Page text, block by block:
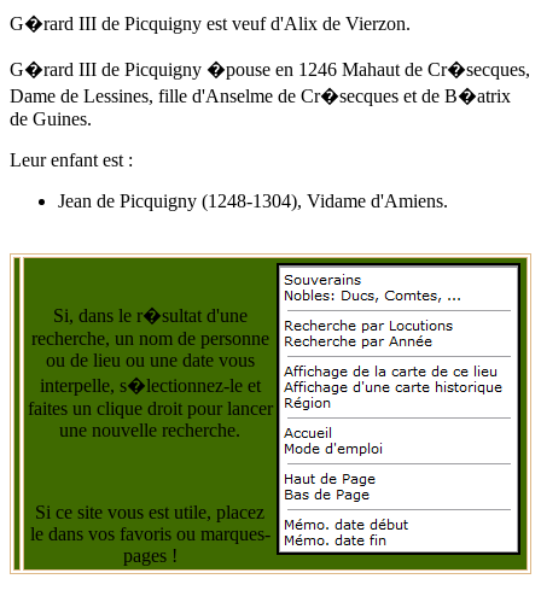
G�rard III de Picquigny est veuf d'Alix de Vierzon.
G�rard III de Picquigny �pouse en 1246 Mahaut de Cr�secques,
Dame de Lessines, fille d'Anselme de Cr�secques et de B�atrix
de Guines.
Leur enfant est :
Jean de Picquigny (1248-1304), Vidame d'Amiens.
Si, dans le r�sultat d'une
recherche, un nom de personne
ou de lieu ou une date vous
interpelle, s�lectionnez-le et
faites un clique droit pour lancer
une nouvelle recherche.
Si ce site vous est utile, placez
le dans vos favoris ou marques-
pages !